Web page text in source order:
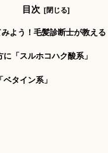
目次
よう！毛髪診断士が教える
「スルホコハク酸系」
タイン系」